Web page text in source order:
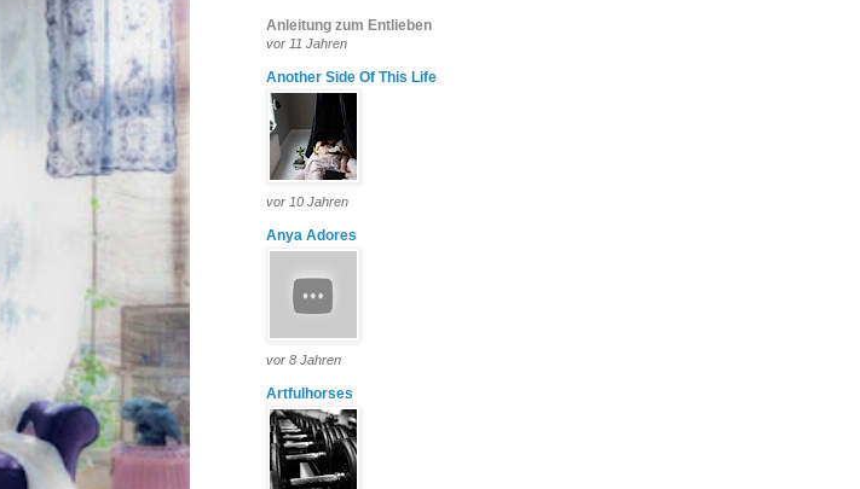
Anleitung zum Entlieben
vor 11 Jahren
Another Side Of This Life
vor 10 Jahren
Anya Adores
vor 8 Jahren
Artfulhorses